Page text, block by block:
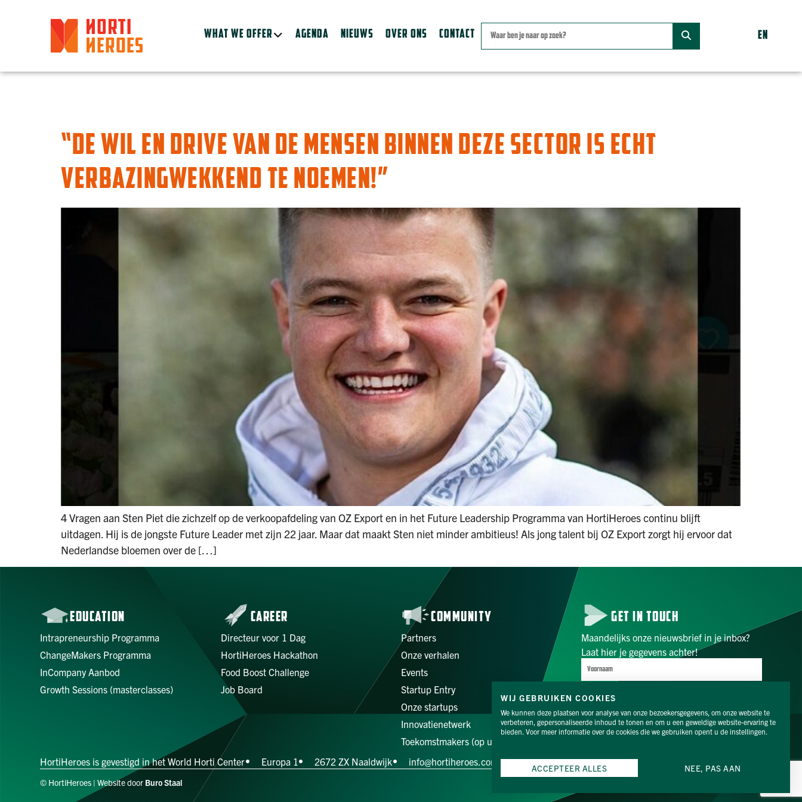
WHAT WE OFFER AGENDA NIEUWS OVER ONS CONTACT EN
“DE WIL EN DRIVE VAN DE MENSEN BINNEN DEZE SECTOR IS ECHT
VERBAZINGWEKKEND TE NOEMEN!”
4 Vragen aan Sten Piet die zichzelf op de verkoopafdeling van OZ Export en in het Future Leadership Programma van HortiHeroes continu blijft
uitdagen. Hij is de jongste Future Leader met zijn 22 jaar. Maar dat maakt Sten niet minder ambitieus! Als jong talent bij OZ Export zorgt hij ervoor dat
Nederlandse bloemen over de […]
EDUCATION
Intrapreneurship Programma
ChangeMakers Programma
InCompany Aanbod
Growth Sessions (masterclasses)
CAREER
Directeur voor 1 Dag
HortiHeroes Hackathon
Food Boost Challenge
Job Board
COMMUNITY
Partners
Onze verhalen
Events
Startup Entry
Onze startups
Innovatienetwerk
Toekomstmakers (op uitnodiging)
GET IN TOUCH
Maandelijks onze nieuwsbrief in je inbox?
Laat hier je gegevens achter!
INSCHRIJVEN
HortiHeroes is gevestigd in het World Horti Center Europa 1 2672 ZX Naaldwijk info@hortiheroes.com
© HortiHeroes | Website door Buro Staal
WIJ GEBRUIKEN COOKIES
We kunnen deze plaatsen voor analyse van onze bezoekersgegevens, om onze website te
verbeteren, gepersonaliseerde inhoud te tonen en om u een geweldige website-ervaring te
bieden. Voor meer informatie over de cookies die we gebruiken opent u de instellingen.
ACCEPTEER ALLES NEE, PAS AAN